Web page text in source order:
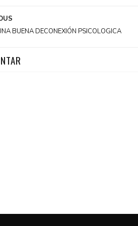
BUENA DECONEXIÓN PSICOLOGICA